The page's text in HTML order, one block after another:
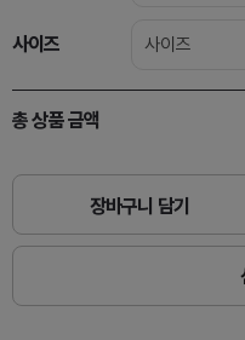
사이즈 사이즈
총 상품 금액
장바구니 담기